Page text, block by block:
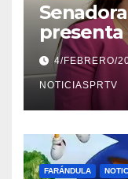
presenta
violencia
4/FEBRERO/
NOTICIASPRTV
FARÁNDULA